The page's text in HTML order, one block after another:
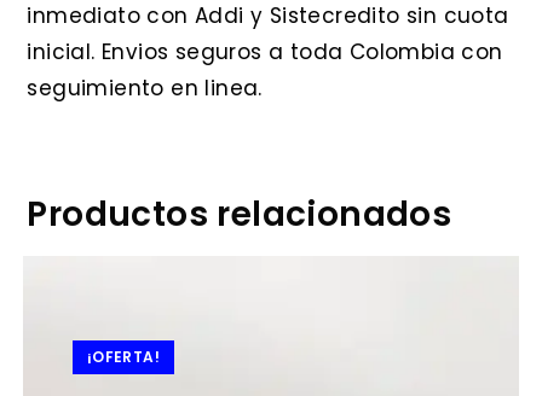
inmediato con Addi y Sistecredito sin cuota
inicial. Envios seguros a toda Colombia con
seguimiento en linea.
Productos relacionados
¡OFERTA!